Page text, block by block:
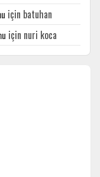
için batuhan
için nuri koca